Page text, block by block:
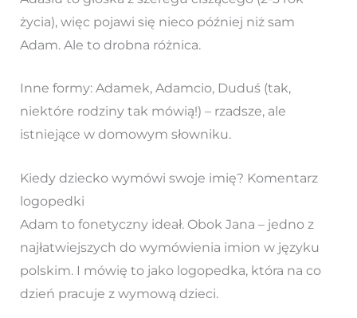
życia), więc pojawi się nieco później niż sam
Adam. Ale to drobna różnica.
Inne formy: Adamek, Adamcio, Duduś (tak,
niektóre rodziny tak mówią!) – rzadsze, ale
istniejące w domowym słowniku.
Kiedy dziecko wymówi swoje imię? Komentarz
logopedki
Adam to fonetyczny ideał. Obok Jana – jedno z
najłatwiejszych do wymówienia imion w języku
polskim. I mówię to jako logopedka, która na co
dzień pracuje z wymową dzieci.